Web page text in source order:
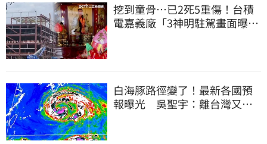
挖到童骨…已2死5重傷！台積
電嘉義廠「3神明駐駕畫面曝
白海豚路徑變了！最新各國預
報曝光 吳聖宇：離台灣又更